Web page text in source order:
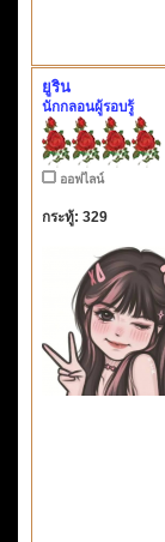
ยูริน
นักกลอนผู้รอบรู้
ออฟไลน์
กระทู้: 329